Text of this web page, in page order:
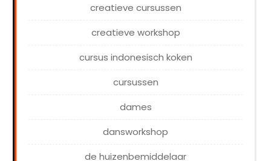
creatieve cursussen
creatieve workshop
cursus indonesisch koken
cursussen
dames
dansworkshop
de huizenbemiddelaar